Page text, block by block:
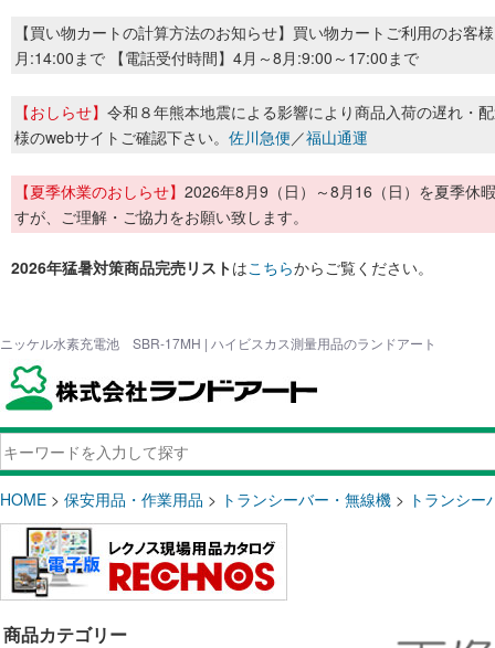
【買い物カートの計算方法のお知らせ】買い物カートご利用のお客
月:14:00まで 【電話受付時間】4月～8月:9:00～17:00まで
【おしらせ】 令和８年熊本地震による影響により商品入荷の遅れ・
様のwebサイトご確認下さい。 佐川急便／福山通運
【夏季休業のおしらせ】 2026年8月9（日）～8月16（日）を夏季休
すが、ご理解・ご協力をお願い致します。
2026年猛暑対策商品完売リストはこちらからご覧ください。
ニッケル水素充電池 SBR-17MH | ハイビスカス測量用品のランドアート
HOME > 保安用品・作業用品 > トランシーバー・無線機 > トランシー
商品カテゴリー